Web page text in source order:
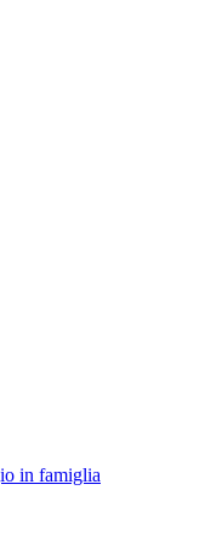
in famiglia